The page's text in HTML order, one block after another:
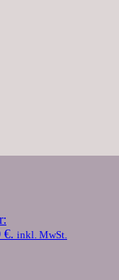
€. inkl. MwSt.